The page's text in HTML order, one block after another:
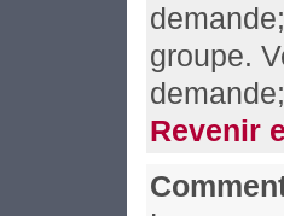
groupe.
Revenir